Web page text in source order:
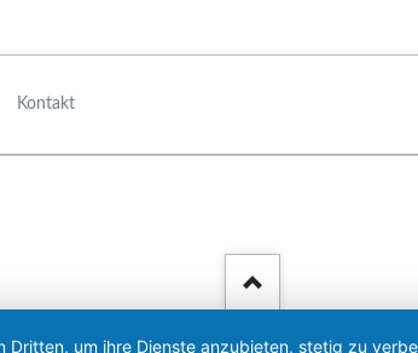
Kontakt
Dritten, um ihre Dienste anzubieten, stetig zu